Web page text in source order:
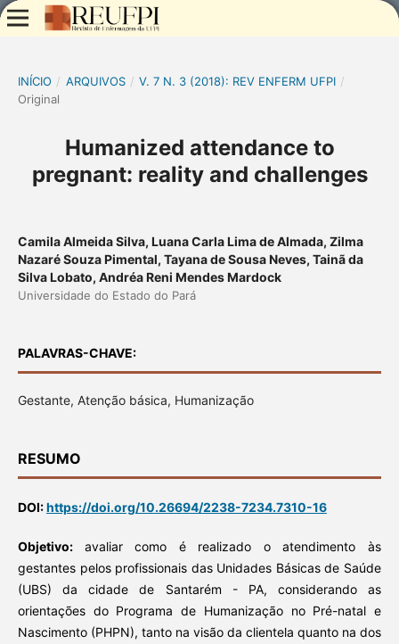
INÍCIO / ARQUIVOS / V. 7 N. 3 (2018): REV ENFERM UFPI /
Original
Humanized attendance to
pregnant: reality and challenges
Camila Almeida Silva, Luana Carla Lima de Almada, Zilma
Nazaré Souza Pimental, Tayana de Sousa Neves, Tainã da
Silva Lobato, Andréa Reni Mendes Mardock
Universidade do Estado do Pará
PALAVRAS-CHAVE:
Gestante, Atenção básica, Humanização
RESUMO
DOI:https://doi.org/10.26694/2238-7234.7310-16
Objetivo: avaliar como é realizado o atendimento às
gestantes pelos profissionais das Unidades Básicas de Saúde
(UBS) da cidade de Santarém - PA, considerando as
orientações do Programa de Humanização no Pré-natal e
Nascimento (PHPN), tanto na visão da clientela quanto na dos